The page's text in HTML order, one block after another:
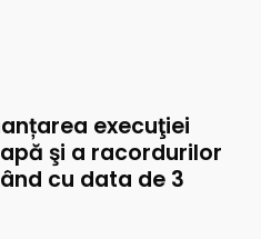
execuţiei
şi a racordurilor
cu data de 3